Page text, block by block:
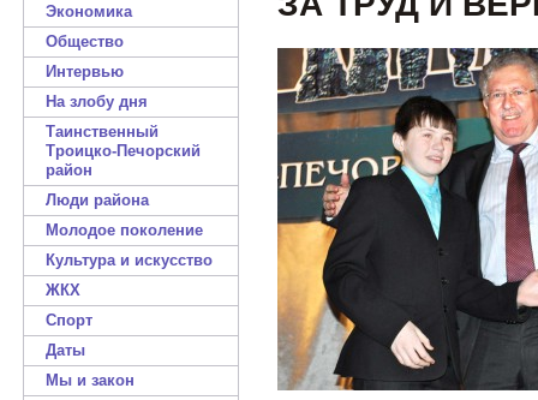
Экономика
Общество
Интервью
На злобу дня
Таинственный
Троицко-Печорский
район
Люди района
Молодое поколение
Культура и искусство
ЖКХ
Спорт
Даты
Мы и закон